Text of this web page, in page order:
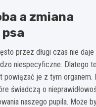
a zmiana
przez długi czas nie daje
niespecyficzne. Dlatego
powiązać je z tym organem.
świadczą o
naszego pupila. Może